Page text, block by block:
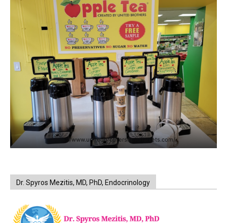
https://www.unitedbrothersfruitmarkets.com/
Dr. Spyros Mezitis, MD, PhD, Endocrinology